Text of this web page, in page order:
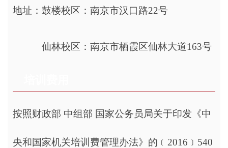
地址：鼓楼校区：南京市汉口路22号
仙林校区：南京市栖霞区仙林大道163号
按照财政部 中组部 国家公务员局关于印发《中
央和国家机关培训费管理办法》的﹝2016﹞540